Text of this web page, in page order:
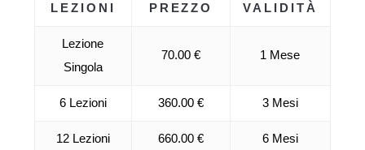
LEZIONI PREZZO VALIDITÀ
Lezione
Singola
70.00 € 1 Mese
6 Lezioni 360.00 € 3 Mesi
12 Lezioni 660.00 € 6 Mesi